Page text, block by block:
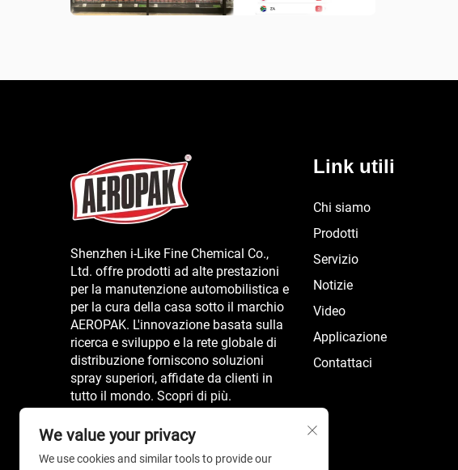
Shenzhen i-Like Fine Chemical Co.,
Ltd. offre prodotti ad alte prestazioni
per la manutenzione automobilistica e
per la cura della casa sotto il marchio
AEROPAK. L'innovazione basata sulla
ricerca e sviluppo e la rete globale di
distribuzione forniscono soluzioni
spray superiori, affidate da clienti in
tutto il mondo. Scopri di più.
Link utili
Chi siamo
Prodotti
Servizio
Notizie
Video
Applicazione
Contattaci
We value your privacy
We use cookies and similar tools to provide our